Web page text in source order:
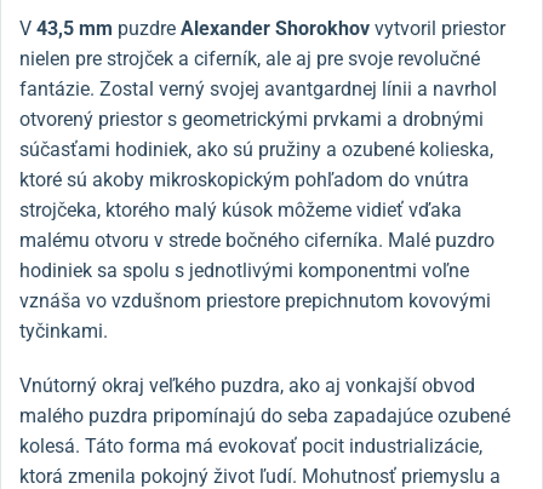
V 43,5 mm puzdre Alexander Shorokhov vytvoril priestor
nielen pre strojček a ciferník, ale aj pre svoje revolučné
fantázie. Zostal verný svojej avantgardnej línii a navrhol
otvorený priestor s geometrickými prvkami a drobnými
súčasťami hodiniek, ako sú pružiny a ozubené kolieska,
ktoré sú akoby mikroskopickým pohľadom do vnútra
strojčeka, ktorého malý kúsok môžeme vidieť vďaka
malému otvoru v strede bočného ciferníka. Malé puzdro
hodiniek sa spolu s jednotlivými komponentmi voľne
vznáša vo vzdušnom priestore prepichnutom kovovými
tyčinkami.
Vnútorný okraj veľkého puzdra, ako aj vonkajší obvod
malého puzdra pripomínajú do seba zapadajúce ozubené
kolesá. Táto forma má evokovať pocit industrializácie,
ktorá zmenila pokojný život ľudí. Mohutnosť priemyslu a